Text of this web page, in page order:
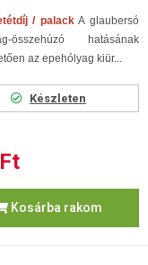
/ palackA glaubersó
összehúzó hatásának
az epehólyag kiür...
Készleten
Kosárba rakom